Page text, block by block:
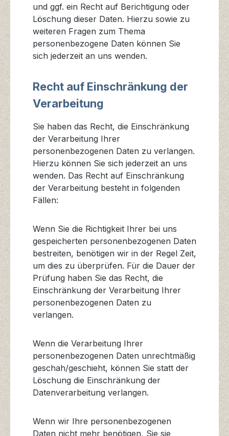
und ggf. ein Recht auf Berichtigung oder
Löschung dieser Daten. Hierzu sowie zu
weiteren Fragen zum Thema
personenbezogene Daten können Sie
sich jederzeit an uns wenden.
Recht auf Einschränkung der
Verarbeitung
Sie haben das Recht, die Einschränkung
der Verarbeitung Ihrer
personenbezogenen Daten zu verlangen.
Hierzu können Sie sich jederzeit an uns
wenden. Das Recht auf Einschränkung
der Verarbeitung besteht in folgenden
Fällen:
Wenn Sie die Richtigkeit Ihrer bei uns
gespeicherten personenbezogenen Daten
bestreiten, benötigen wir in der Regel Zeit,
um dies zu überprüfen. Für die Dauer der
Prüfung haben Sie das Recht, die
Einschränkung der Verarbeitung Ihrer
personenbezogenen Daten zu
verlangen.
Wenn die Verarbeitung Ihrer
personenbezogenen Daten unrechtmäßig
geschah/geschieht, können Sie statt der
Löschung die Einschränkung der
Datenverarbeitung verlangen.
Wenn wir Ihre personenbezogenen
Daten nicht mehr benötigen, Sie sie